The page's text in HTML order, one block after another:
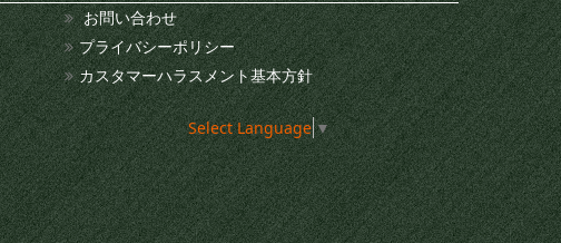
お問い合わせ
プライバシーポリシー
カスタマーハラスメント基本方針
Select Language▼